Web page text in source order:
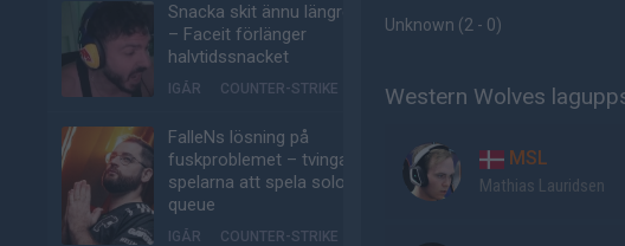
Snacka skit ännu längre
– Faceit förlänger
halvtidssnacket
IGÅR COUNTER-STRIKE
FalleNs lösning på
fuskproblemet – tvinga
spelarna att spela solo-
queue
IGÅR COUNTER-STRIKE
Unknown (2 - 0)
Western Wolves
MSL
Mathias Lauridsen